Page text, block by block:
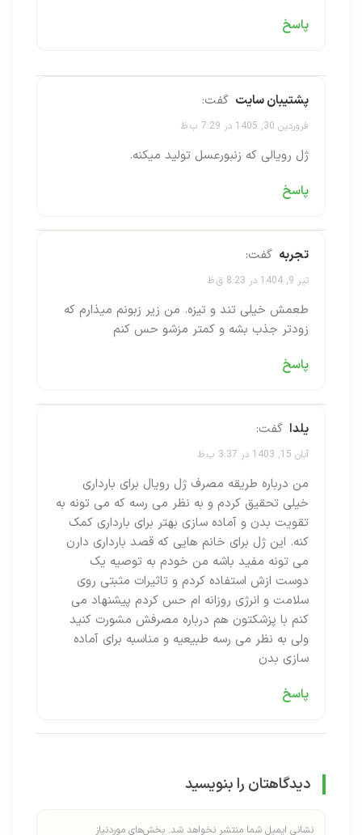
پاسخ
پشتیبان سایت گفت:
فروردین 30, 1405 در 7:29 ب.ظ
ژل رویالی که زنبورعسل تولید میکنه.
پاسخ
تجربه گفت:
تیر 9, 1404 در 8:23 ق.ظ
طعمش خیلی تند و تیزه. من زیر زبونم میذارم که
زودتر جذب بشه و کمتر مزشو حس کنم
پاسخ
یلدا گفت:
آبان 15, 1403 در 3:37 ب.ظ
من درباره طریقه مصرف ژل رویال برای بارداری
خیلی تحقیق کردم و به نظر می رسه که می تونه به
تقویت بدن و آماده سازی بهتر برای بارداری کمک
کنه. این ژل برای خانم هایی که قصد بارداری دارن
می تونه مفید باشه من خودم به توصیه یک
دوست ازش استفاده کردم و تاثیرات مثبتی روی
سلامت و انرژی روزانه ام حس کردم پیشنهاد می
کنم با پزشکتون هم درباره مصرفش مشورت کنید
ولی به نظر می رسه طبیعیه و مناسبه برای آماده
سازی بدن
پاسخ
دیدگاهتان را بنویسید
نشانی ایمیل شما منتشر نخواهد شد. بخش‌های موردنیاز